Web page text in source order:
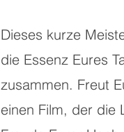
Dieses kurze
die Essenz Eures
zusammen. Freut
einen Film, der die